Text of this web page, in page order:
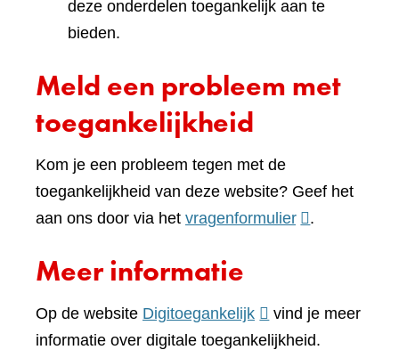
deze onderdelen toegankelijk aan te
bieden.
Meld een probleem met
toegankelijkheid
Kom je een probleem tegen met de
toegankelijkheid van deze website? Geef het
aan ons door via het vragenformulier(verwijst
website)
.
Meer informatie
Op de website Digitoegankelijk(verwijst
naar
vind je meer
informatie over digitale toegankelijkheid.